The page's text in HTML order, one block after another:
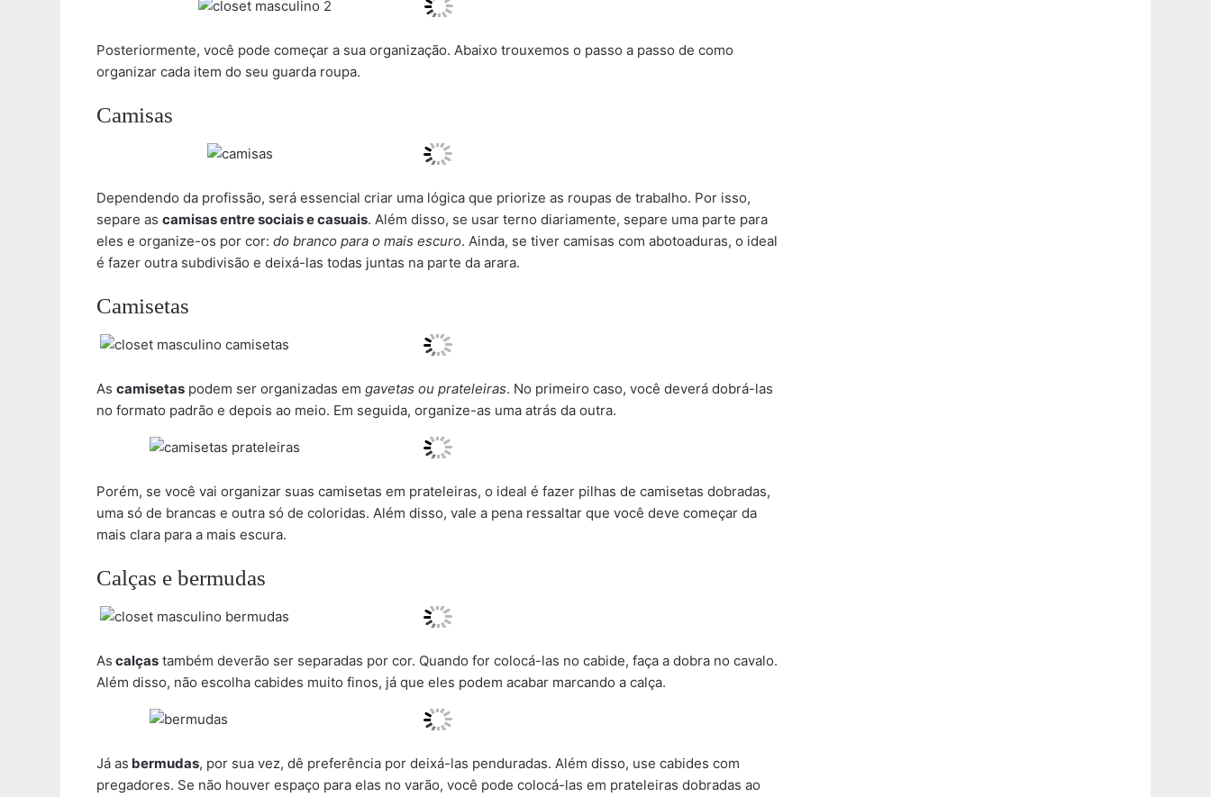
Posteriormente, você pode começar a sua organização. Abaixo trouxemos o passo a passo de como
organizar cada item do seu guarda roupa.
Camisas
Dependendo da profissão, será essencial criar uma lógica que priorize as roupas de trabalho. Por isso,
separe as camisas entre sociais e casuais. Além disso, se usar terno diariamente, separe uma parte para
eles e organize-os por cor: do branco para o mais escuro. Ainda, se tiver camisas com abotoaduras, o ideal
é fazer outra subdivisão e deixá-las todas juntas na parte da arara.
Camisetas
As camisetas podem ser organizadas em gavetas ou prateleiras. No primeiro caso, você deverá dobrá-las
no formato padrão e depois ao meio. Em seguida, organize-as uma atrás da outra.
Porém, se você vai organizar suas camisetas em prateleiras, o ideal é fazer pilhas de camisetas dobradas,
uma só de brancas e outra só de coloridas. Além disso, vale a pena ressaltar que você deve começar da
mais clara para a mais escura.
Calças e bermudas
As calças também deverão ser separadas por cor. Quando for colocá-las no cabide, faça a dobra no cavalo.
Além disso, não escolha cabides muito finos, já que eles podem acabar marcando a calça.
Já as bermudas, por sua vez, dê preferência por deixá-las penduradas. Além disso, use cabides com
pregadores. Se não houver espaço para elas no varão, você pode colocá-las em prateleiras dobradas ao